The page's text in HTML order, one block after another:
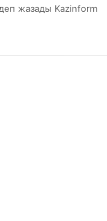
жазады Kazinform